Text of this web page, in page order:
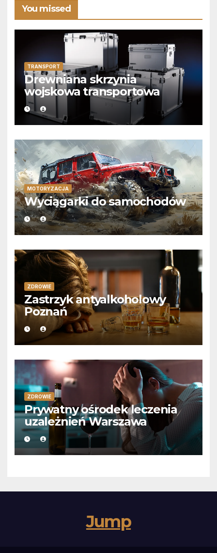
You missed
TRANSPORT
Drewniana skrzynia
wojskowa transportowa
MOTORYZACJA
Wyciągarki do samochodów
ZDROWIE
Zastrzyk antyalkoholowy
Poznań
ZDROWIE
Prywatny ośrodek leczenia
uzależnień Warszawa
Jump